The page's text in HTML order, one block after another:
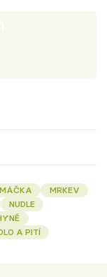
MRKEV
NUDLE
A PITÍ